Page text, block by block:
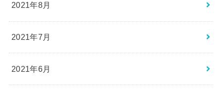
2021年8月
2021年7月
2021年6月